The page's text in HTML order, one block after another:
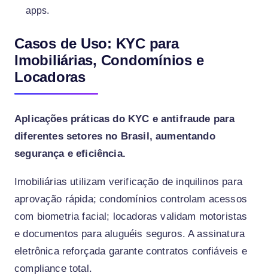
apps.
Casos de Uso: KYC para
Imobiliárias, Condomínios e
Locadoras
Aplicações práticas do KYC e antifraude para
diferentes setores no Brasil, aumentando
segurança e eficiência.
Imobiliárias utilizam verificação de inquilinos para
aprovação rápida; condomínios controlam acessos
com biometria facial; locadoras validam motoristas
e documentos para aluguéis seguros. A assinatura
eletrônica reforçada garante contratos confiáveis e
compliance total.